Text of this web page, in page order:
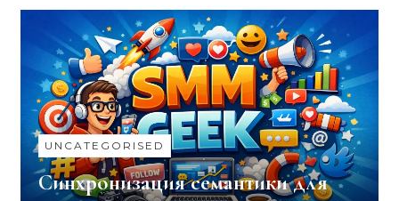
UNCATEGORISED
Синхронизация семантики для